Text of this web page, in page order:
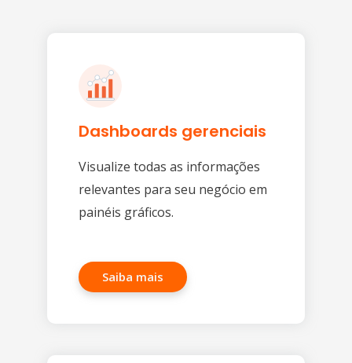
Dashboards gerenciais
Visualize todas as informações
relevantes para seu negócio em
painéis gráficos.
Saiba mais